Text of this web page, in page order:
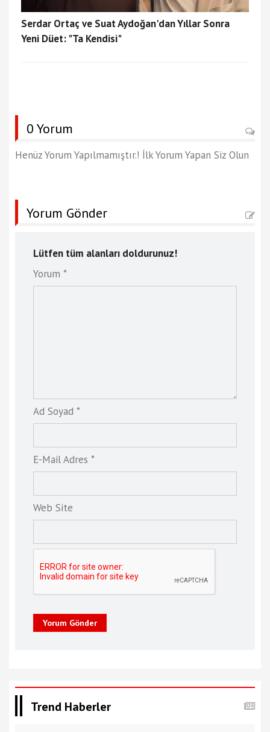
Serdar Ortaç ve Suat Aydoğan'dan Yıllar Sonra
Yeni Düet: "Ta Kendisi"
0 Yorum
Henüz Yorum Yapılmamıştır.! İlk Yorum Yapan Siz Olun
Yorum Gönder
Lütfen tüm alanları doldurunuz!
Yorum *
Ad Soyad *
E-Mail Adres *
Web Site
Yorum Gönder
Trend Haberler